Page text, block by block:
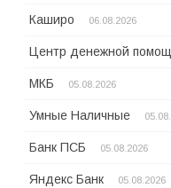
Каширо 06.08.2026
Центр денежной
МКБ 05.08.2026
Умные Наличные
Банк ПСБ 05.08.2026
Яндекс Банк 05.08.2026